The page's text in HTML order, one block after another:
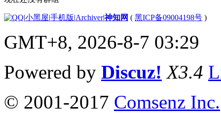
|小黑屋|手机版|Archiver|神知网 ( 黑ICP备09004198号 )
GMT+8, 2026-8-7 03:29
Powered by Discuz! X3.4
© 2001-2017 Comsenz Inc.